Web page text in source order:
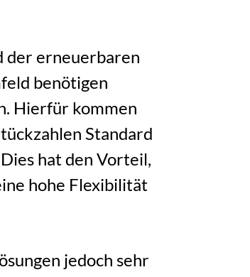
der erneuerbaren
benötigen
Hierfür kommen
Standard
hat den Vorteil,
hohe Flexibilität
jedoch sehr